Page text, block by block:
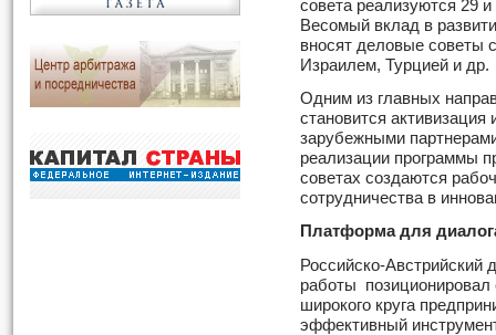
совета реализуются 29
Весомый вклад в
вносят деловые советы
Израилем, Турцией и
Одним из главных
становится активизация
зарубежными
реализации программы
советах создаются
сотрудничества в
Платформа для
Российско-Австрийский
работы позиционировал
широкого круга
эффективный